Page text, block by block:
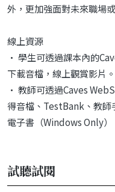
外，更加強面對未來職場
線上資源
• 學生可透過課本內的
下載音檔，線上觀賞影片。
• 教師可透過Caves
得音檔、TestBank、教師
電子書（Windows Only）
試聽試閱